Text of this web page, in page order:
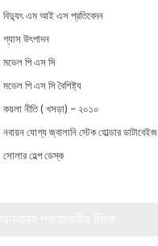
বিদ্যুৎ এম আই এস প্রতিবেদন
গ্যাস উৎপাদন
মডেল পি এস সি
মডেল পি এস সি বৈশিষ্ট্য
কয়লা নীতি ( খসড়া) – ২০১০
নবায়ন যোগ্য জ্বালানি স্টেক হোল্ডার ডাটাবেইজ
সোলার হেল্প ডেস্ক